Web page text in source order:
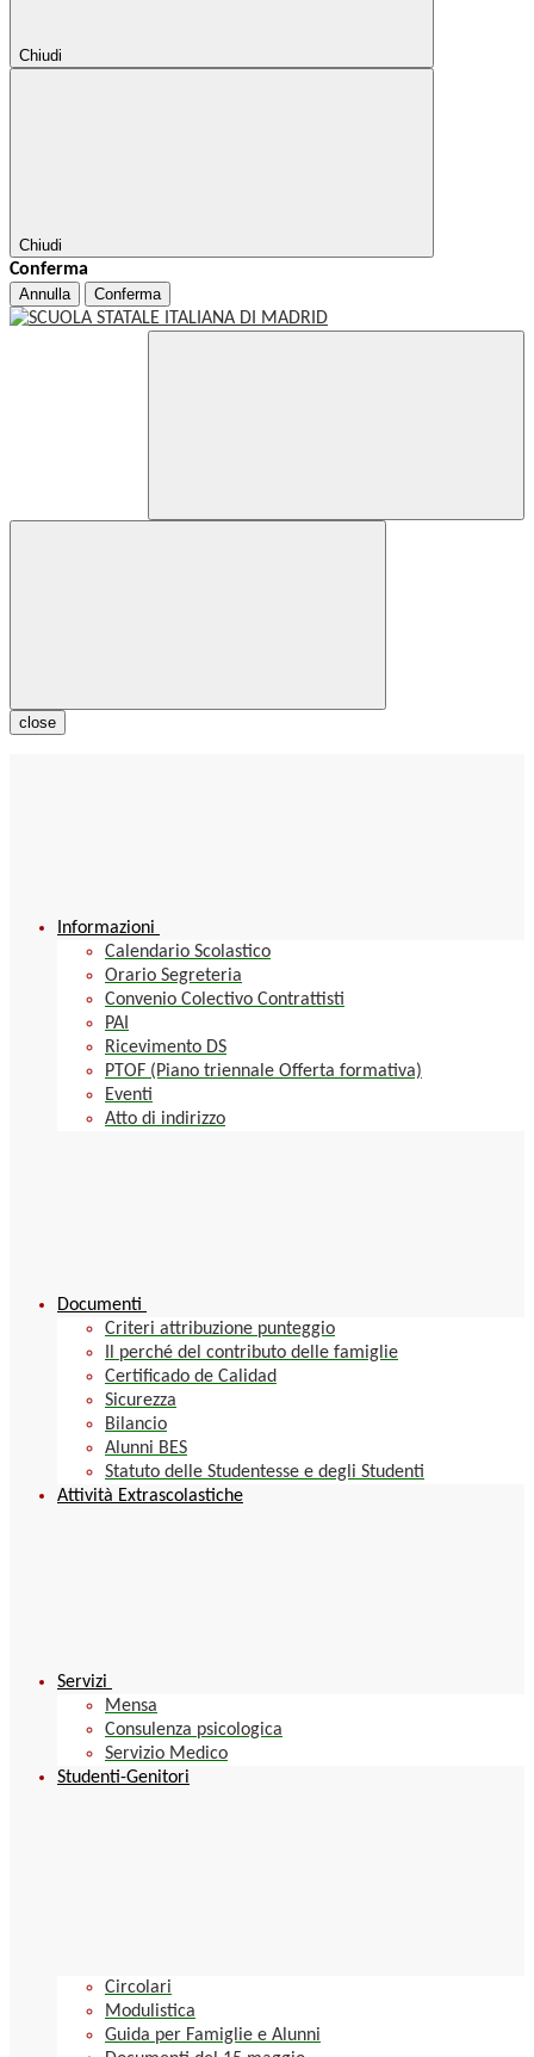
Chiudi
Chiudi
Conferma
Annulla Conferma
close
Informazioni
Calendario Scolastico
Orario Segreteria
Convenio Colectivo Contrattisti
PAI
Ricevimento DS
PTOF (Piano triennale Offerta formativa)
Eventi
Atto di indirizzo
Documenti
Criteri attribuzione punteggio
Il perché del contributo delle famiglie
Certificado de Calidad
Sicurezza
Bilancio
Alunni BES
Statuto delle Studentesse e degli Studenti
Attività Extrascolastiche
Servizi
Mensa
Consulenza psicologica
Servizio Medico
Studenti-Genitori
Circolari
Modulistica
Guida per Famiglie e Alunni